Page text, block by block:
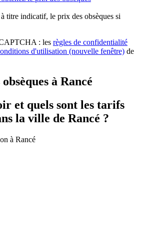
titre indicatif, le prix des obsèques si
: les règles de confidentialité
d'utilisation (nouvelle fenêtre) de
à Rancé
et quels sont les tarifs
la ville de Rancé ?
à Rancé